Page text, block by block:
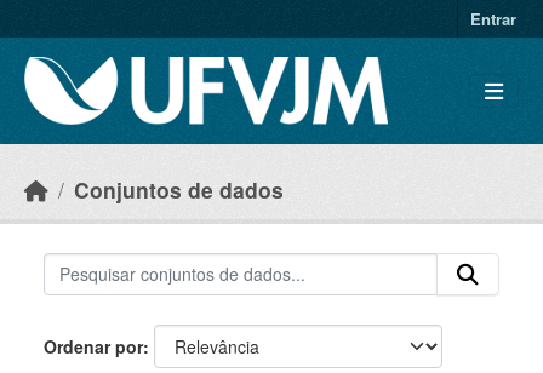
Entrar
Conjuntos de dados
Ordenar por